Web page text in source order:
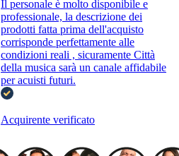
Il personale è molto disponibile e
professionale, la descrizione dei
prodotti fatta prima dell'acquisto
corrisponde perfettamente alle
condizioni reali , sicuramente Città
della musica sarà un canale affidabile
per acuisti futuri.
Acquirente verificato